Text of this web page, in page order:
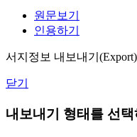
원문보기
인용하기
서지정보 내보내기(Export)
닫기
내보내기 형태를 선